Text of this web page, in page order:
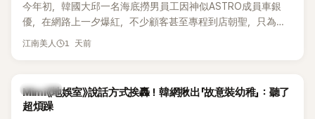
今年初，韓國大邱一名海底撈男員工因神似ASTRO成員車銀
優，在網路上一夕爆紅，不少顧客甚至專程到店朝聖，只為一
睹他的真面目。如今事隔數月，他的最新近況再度引發熱議，
江南美人 1 天前
熱議討論
Mimi《地娛室》說話方式挨轟！韓網揪出「故意裝幼稚」：聽了
超煩躁